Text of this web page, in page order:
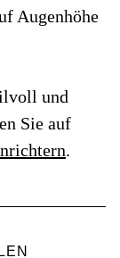
Augenhöhe
und
Sie auf
.